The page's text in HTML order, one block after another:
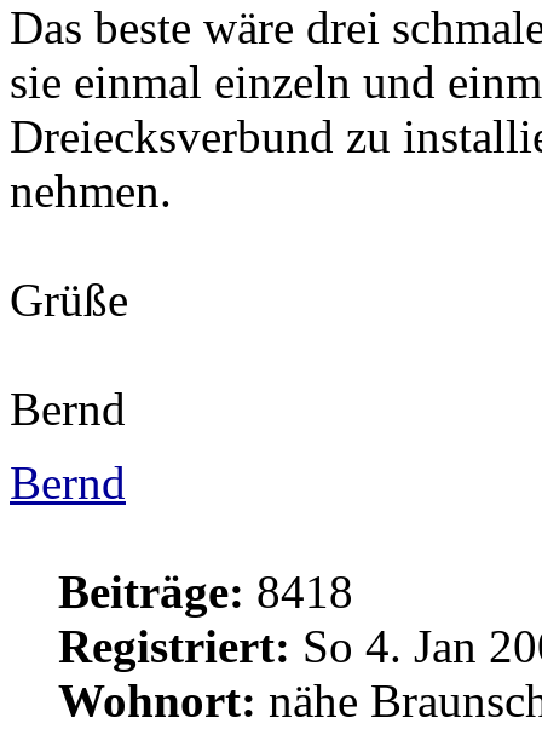
Das beste wäre drei
sie einmal einzeln und
Dreiecksverbund zu
nehmen.
Grüße
Bernd
Bernd
Beiträge: 8418
Registriert: So 4. Jan
Wohnort: nähe